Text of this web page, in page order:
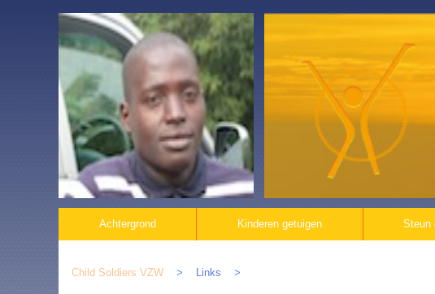
Navigatie
Achtergrond Kinderen getuigen Steun
Child Soldiers VZW Links